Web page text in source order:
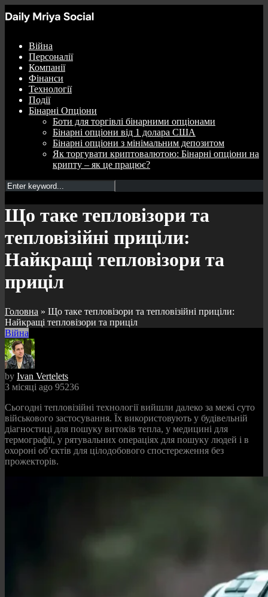
Війна
Персоналії
Компанії
Фінанси
Технології
Події
Бінарні Опціони
Боти для торгівлі бінарними опціонами
Бінарні опціони від 1 долара США
Бінарні опціони з мінімальним депозитом
Як торгувати криптовалютою: Бінарні опціони на
крипту – як це працює?
Що таке тепловізори та
тепловізійні приціли:
Найкращі тепловізори та
приціл
Головна » Що таке тепловізори та тепловізійні приціли:
Найкращі тепловізори та приціл
Війна
by Ivan Vertelets
3 місяці ago 95236
Сьогодні тепловізійні технології вийшли далеко за межі суто
військового застосування. Їх використовують у будівельній
діагностиці для пошуку витоків тепла, у медицині для
термографії, у рятувальних операціях для пошуку людей і в
охороні об’єктів для цілодобового спостереження без
прожекторів.